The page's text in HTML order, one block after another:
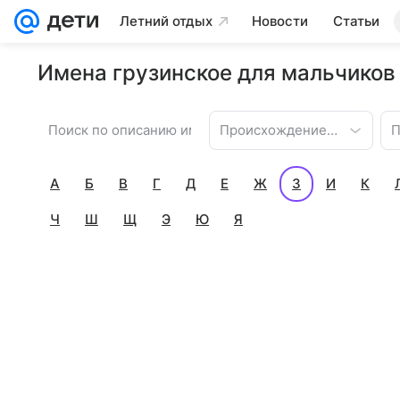
Летний отдых Новости Статьи
Имена грузинское для
Происхождение имени
А Б В Г Д Е Ж З И К
Ч Ш Щ Э Ю Я